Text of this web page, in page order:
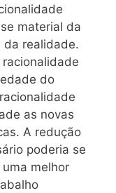
material da
da realidade.
do
as novas
A redução
poderia se
melhor